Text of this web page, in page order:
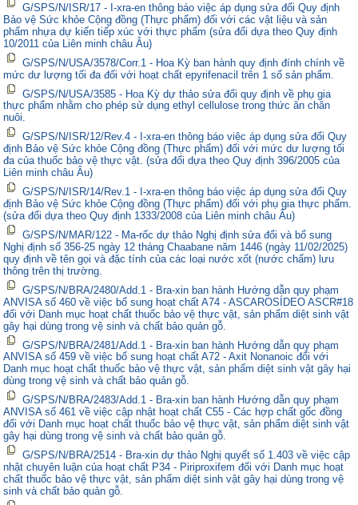
G/SPS/N/ISR/17 - I-xra-en thông báo việc áp dụng sửa đổi Quy định
Bảo vệ Sức khỏe Cộng đồng (Thực phẩm) đối với các vật liệu và sản
phẩm nhựa dự kiến tiếp xúc với thực phẩm (sửa đổi dựa theo Quy định
10/2011 của Liên minh châu Âu)
G/SPS/N/USA/3578/Corr.1 - Hoa Kỳ ban hành quy định đính chính về
mức dư lượng tối đa đối với hoạt chất epyrifenacil trên 1 số sản phẩm.
G/SPS/N/USA/3585 - Hoa Kỳ dự thảo sửa đổi quy định về phụ gia
thực phẩm nhằm cho phép sử dụng ethyl cellulose trong thức ăn chăn
nuôi.
G/SPS/N/ISR/12/Rev.4 - I-xra-en thông báo việc áp dụng sửa đổi Quy
định Bảo vệ Sức khỏe Cộng đồng (Thực phẩm) đối với mức dư lượng tối
đa của thuốc bảo vệ thực vật. (sửa đổi dựa theo Quy định 396/2005 của
Liên minh châu Âu)
G/SPS/N/ISR/14/Rev.1 - I-xra-en thông báo việc áp dụng sửa đổi Quy
định Bảo vệ Sức khỏe Cộng đồng (Thực phẩm) đối với phụ gia thực phẩm.
(sửa đổi dựa theo Quy định 1333/2008 của Liên minh châu Âu)
G/SPS/N/MAR/122 - Ma-rốc dự thảo Nghị định sửa đổi và bổ sung
Nghị định số 356-25 ngày 12 tháng Chaabane năm 1446 (ngày 11/02/2025)
quy định về tên gọi và đặc tính của các loại nước xốt (nước chấm) lưu
thông trên thị trường.
G/SPS/N/BRA/2480/Add.1 - Bra-xin ban hành Hướng dẫn quy phạm
ANVISA số 460 về việc bổ sung hoạt chất A74 - ASCAROSÍDEO ASCR#18
đối với Danh mục hoạt chất thuốc bảo vệ thực vật, sản phẩm diệt sinh vật
gây hại dùng trong vệ sinh và chất bảo quản gỗ.
G/SPS/N/BRA/2481/Add.1 - Bra-xin ban hành Hướng dẫn quy phạm
ANVISA số 459 về việc bổ sung hoạt chất A72 - Axit Nonanoic đối với
Danh mục hoạt chất thuốc bảo vệ thực vật, sản phẩm diệt sinh vật gây hại
dùng trong vệ sinh và chất bảo quản gỗ.
G/SPS/N/BRA/2483/Add.1 - Bra-xin ban hành Hướng dẫn quy phạm
ANVISA số 461 về việc cập nhật hoạt chất C55 - Các hợp chất gốc đồng
đối với Danh mục hoạt chất thuốc bảo vệ thực vật, sản phẩm diệt sinh vật
gây hại dùng trong vệ sinh và chất bảo quản gỗ.
G/SPS/N/BRA/2514 - Bra-xin dự thảo Nghị quyết số 1.403 về việc cập
nhật chuyên luận của hoạt chất P34 - Piriproxifem đối với Danh mục hoạt
chất thuốc bảo vệ thực vật, sản phẩm diệt sinh vật gây hại dùng trong vệ
sinh và chất bảo quản gỗ.